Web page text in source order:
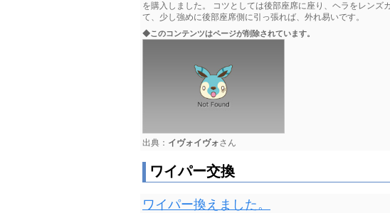
を購入しました。 コツとしては後部座席に座り、ヘラをレン
て、少し強めに後部座席側に引っ張れば、外れ易いです。
◆このコンテンツはページが削除されています。
出典： イヴォイヴォさん
ワイパー交換
ワイパー換えました。